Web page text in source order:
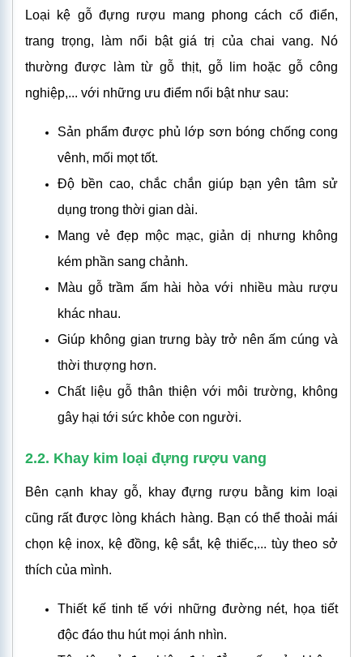
Loại kệ gỗ đựng rượu mang phong cách cổ điển,
trang trọng, làm nổi bật giá trị của chai vang. Nó
thường được làm từ gỗ thịt, gỗ lim hoặc gỗ công
nghiệp,... với những ưu điểm nổi bật như sau:
Sản phẩm được phủ lớp sơn bóng chống cong
vênh, mối mọt tốt.
Độ bền cao, chắc chắn giúp bạn yên tâm sử
dụng trong thời gian dài.
Mang vẻ đẹp mộc mạc, giản dị nhưng không
kém phần sang chảnh.
Màu gỗ trầm ấm hài hòa với nhiều màu rượu
khác nhau.
Giúp không gian trưng bày trở nên ấm cúng và
thời thượng hơn.
Chất liệu gỗ thân thiện với môi trường, không
gây hại tới sức khỏe con người.
2.2. Khay kim loại đựng rượu vang
Bên cạnh khay gỗ, khay đựng rượu bằng kim loại
cũng rất được lòng khách hàng. Bạn có thể thoải mái
chọn kệ inox, kệ đồng, kệ sắt, kệ thiếc,... tùy theo sở
thích của mình.
Thiết kế tinh tế với những đường nét, họa tiết
độc đáo thu hút mọi ánh nhìn.